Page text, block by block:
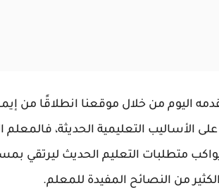
اليوم من خلال موقعنا انطلاقًا من
الأساليب التعليمية الحديثة، فالمعلم
متطلبات التعليم الحديث ليرتقي
من النصائح المفيدة للمعلم.